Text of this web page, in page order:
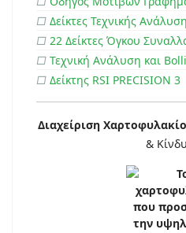
□ Δείκτες Τεχνικής
□ 22 Δείκτες Όγκου
□ Τεχνική Ανάλυση και
□ Δείκτης RSI PRECISION 3
Διαχείριση
&